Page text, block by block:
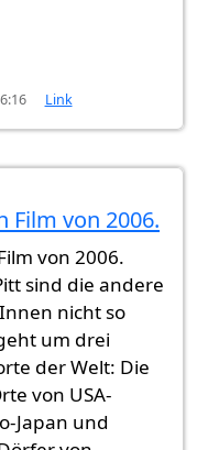
Link
Film von 2006.
von 2006.
sind die andere
nicht so
um drei
der Welt: Die
von USA-
Japan und